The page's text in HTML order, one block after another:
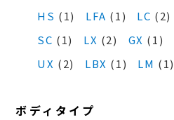
HS (1) LFA (1) LC (2)
SC (1) LX (2) GX (1)
UX (2) LBX (1) LM (1)
ボディタイプ